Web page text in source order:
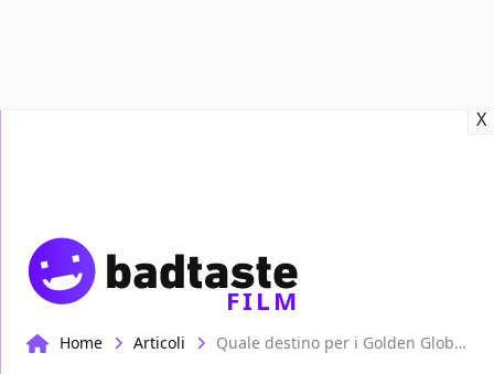
X
FILM
Home Articoli Quale destino per i Golden Globe Awards? Nessun canale vuole trasmettere la cerimonia del 2024